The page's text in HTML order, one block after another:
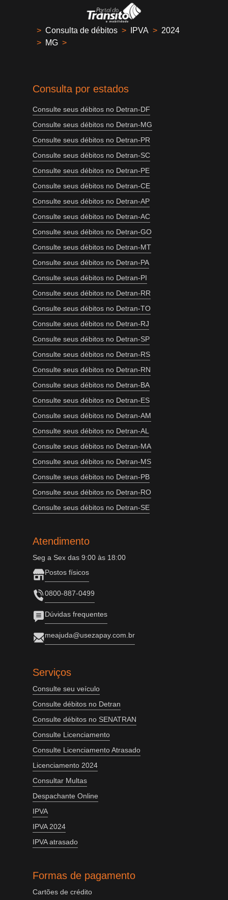
> Consulta de débitos > IPVA > 2024
> MG >
Consulta por estados
Consulte seus débitos no Detran-DF
Consulte seus débitos no Detran-MG
Consulte seus débitos no Detran-PR
Consulte seus débitos no Detran-SC
Consulte seus débitos no Detran-PE
Consulte seus débitos no Detran-CE
Consulte seus débitos no Detran-AP
Consulte seus débitos no Detran-AC
Consulte seus débitos no Detran-GO
Consulte seus débitos no Detran-MT
Consulte seus débitos no Detran-PA
Consulte seus débitos no Detran-PI
Consulte seus débitos no Detran-RR
Consulte seus débitos no Detran-TO
Consulte seus débitos no Detran-RJ
Consulte seus débitos no Detran-SP
Consulte seus débitos no Detran-RS
Consulte seus débitos no Detran-RN
Consulte seus débitos no Detran-BA
Consulte seus débitos no Detran-ES
Consulte seus débitos no Detran-AM
Consulte seus débitos no Detran-AL
Consulte seus débitos no Detran-MA
Consulte seus débitos no Detran-MS
Consulte seus débitos no Detran-PB
Consulte seus débitos no Detran-RO
Consulte seus débitos no Detran-SE
Atendimento
Seg a Sex das 9:00 às 18:00
Postos físicos
0800-887-0499
Dúvidas frequentes
meajuda@usezapay.com.br
Serviços
Consulte seu veículo
Consulte débitos no Detran
Consulte débitos no SENATRAN
Consulte Licenciamento
Consulte Licenciamento Atrasado
Licenciamento 2024
Consultar Multas
Despachante Online
IPVA
IPVA 2024
IPVA atrasado
Formas de pagamento
Cartões de crédito